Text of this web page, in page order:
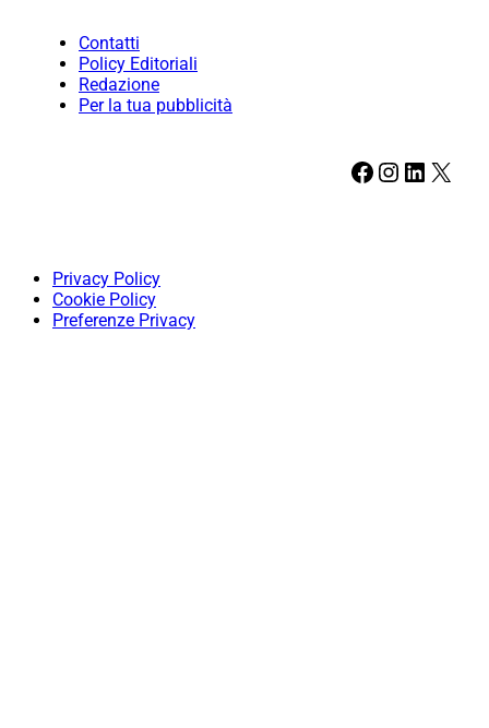
Contatti
Policy Editoriali
Redazione
Per la tua pubblicità
Facebook Instagram LinkedIn X
Privacy Policy
Cookie Policy
Preferenze Privacy